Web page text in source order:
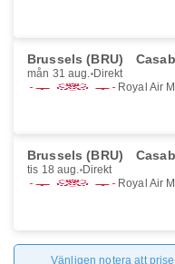
Brussels (BRU)
mån 31 aug. Direkt
Royal Air
Brussels (BRU)
tis 18 aug. Direkt
Royal Air
Vänligen notera att